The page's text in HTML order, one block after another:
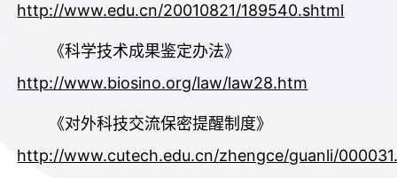
http://www.edu.cn/20010821/189540.shtml
《科学技术成果鉴定办法》
http://www.biosino.org/law/law28.htm
《对外科技交流保密提醒制度》
http://www.cutech.edu.cn/zhengce/guanli/